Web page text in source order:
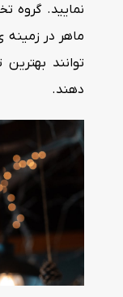
نمایید. گروه
ماهر در زمینه
توانند
دهند.